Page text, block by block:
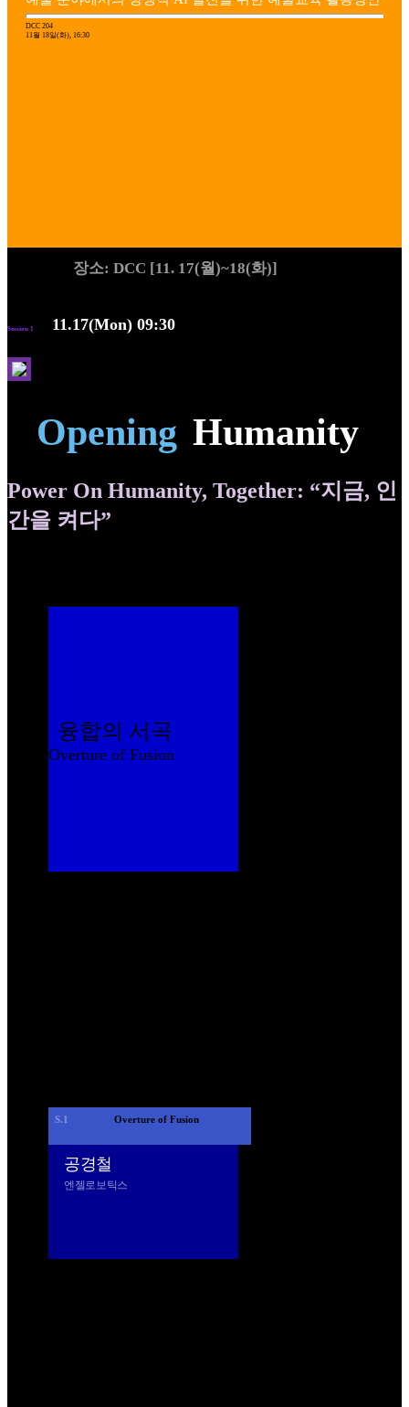
DCC 204
11월 18일(화), 16:30
장소: DCC [11. 17(월)~18(화)]
Session 1 11.17(Mon) 09:30
Opening Humanity
Power On Humanity, Together: “지금, 인
간을 켜다”
융합의 서곡
Overture of Fusion
S.1 Overture of Fusion
공경철
엔젤로보틱스